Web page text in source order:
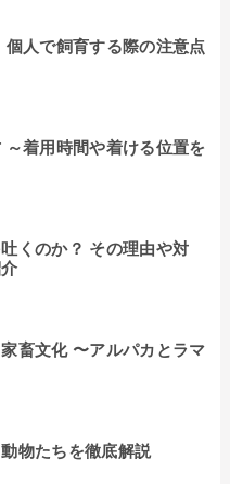
人で飼育する際の注意点
着用時間や着ける位置を
くのか？ その理由や対
畜文化 〜アルパカとラマ
物たちを徹底解説